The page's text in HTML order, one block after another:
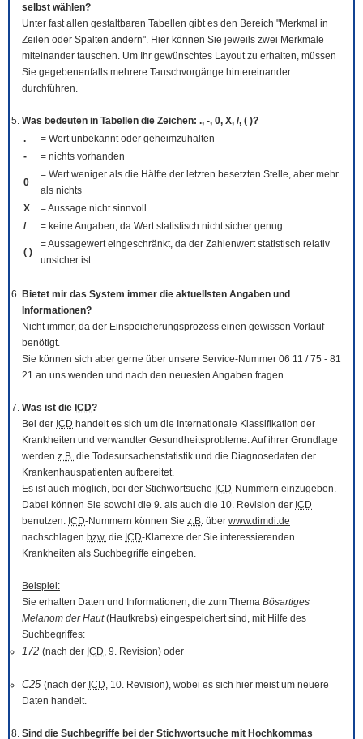
selbst wählen?
Unter fast allen gestaltbaren Tabellen gibt es den Bereich "Merkmal in
Zeilen oder Spalten ändern". Hier können Sie jeweils zwei Merkmale
miteinander tauschen. Um Ihr gewünschtes Layout zu erhalten, müssen
Sie gegebenenfalls mehrere Tauschvorgänge hintereinander
durchführen.
Was bedeuten in Tabellen die Zeichen: ., -, 0, X, /, ( )?
.
= Wert unbekannt oder geheimzuhalten
-
= nichts vorhanden
0
= Wert weniger als die Hälfte der letzten besetzten Stelle, aber mehr
als nichts
X
= Aussage nicht sinnvoll
/
= keine Angaben, da Wert statistisch nicht sicher genug
( )
= Aussagewert eingeschränkt, da der Zahlenwert statistisch relativ
unsicher ist.
Bietet mir das System immer die aktuellsten Angaben und
Informationen?
Nicht immer, da der Einspeicherungsprozess einen gewissen Vorlauf
benötigt.
Sie können sich aber gerne über unsere Service-Nummer 06 11 / 75 - 81
21 an uns wenden und nach den neuesten Angaben fragen.
Was ist die ICD?
Bei der ICD handelt es sich um die Internationale Klassifikation der
Krankheiten und verwandter Gesundheitsprobleme. Auf ihrer Grundlage
werden z.B. die Todesursachenstatistik und die Diagnosedaten der
Krankenhauspatienten aufbereitet.
Es ist auch möglich, bei der Stichwortsuche ICD-Nummern einzugeben.
Dabei können Sie sowohl die 9. als auch die 10. Revision der ICD
benutzen. ICD-Nummern können Sie z.B. über www.dimdi.de
nachschlagen bzw. die ICD-Klartexte der Sie interessierenden
Krankheiten als Suchbegriffe eingeben.
Beispiel:
Sie erhalten Daten und Informationen, die zum Thema Bösartiges
Melanom der Haut(Hautkrebs) eingespeichert sind, mit Hilfe des
Suchbegriffes:
172 (nach der ICD, 9. Revision) oder
C25 (nach der ICD, 10. Revision), wobei es sich hier meist um neuere
Daten handelt.
Sind die Suchbegriffe bei der Stichwortsuche mit Hochkommas